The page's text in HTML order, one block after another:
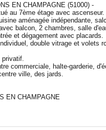
EN CHAMPAGNE (51000) -
au 7ème étage avec ascenseur.
aménagée indépendante,
balcon, 2 chambres, salle
et dégagement avec placards.
double vitrage et volets
commerciale, halte-garderie,
ville, des jards.
EN CHAMPAGNE